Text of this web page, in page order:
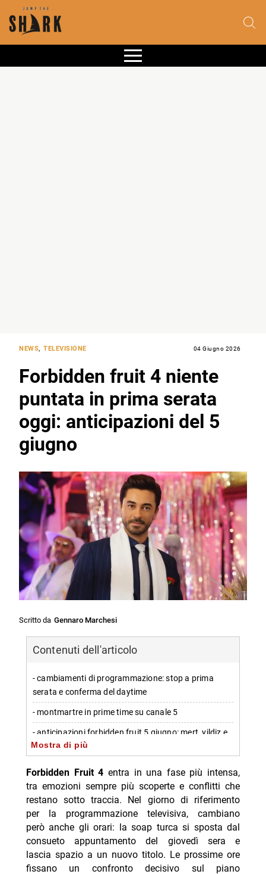
NEWS,TELEVISIONE 04 Giugno 2026
Forbidden fruit 4 niente
puntata in prima serata
oggi: anticipazioni del 5
giugno
Scritto da Gennaro Marchesi
Contenuti dell'articolo
- cambiamenti di programmazione: stop a prima
serata e conferma del daytime
- montmartre in prime time su canale 5
- anticipazioni forbidden fruit 5 giugno: mert, yildiz e
caner
-- mert consiglia kerim e punta sulla lucidità
-- yildiz e halit: il nodo sentimentale resta centrale
-- festa a tema “cattivi” per il compleanno di caner
- personaggi coinvolti nelle trame citate
-- Scopri di più da Jump the shark
-- RispondiAnnulla risposta
Mostra di più
Forbidden Fruit 4 entra in una fase più intensa,
tra emozioni sempre più scoperte e conflitti che
restano sotto traccia. Nel giorno di riferimento
per la programmazione televisiva, cambiano
però anche gli orari: la soap turca si sposta dal
consueto appuntamento del giovedì sera e
lascia spazio a un nuovo titolo. Le prossime ore
fissano un confronto decisivo sul piano